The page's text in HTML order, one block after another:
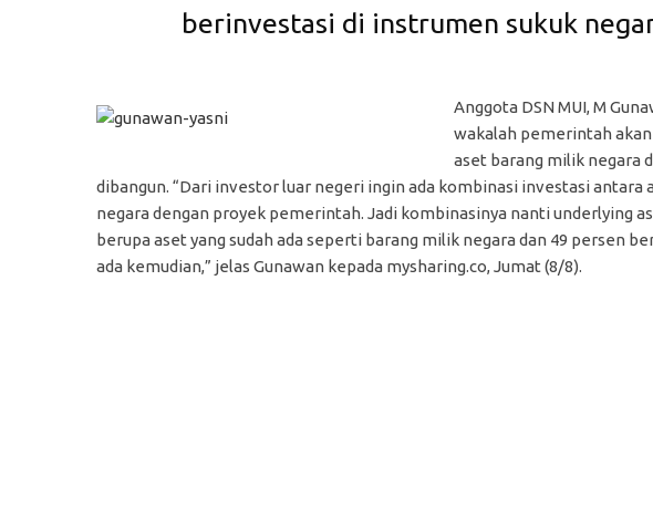
berinvestasi di instrumen sukuk
Anggota DSN MUI, M
wakalah pemerintah
aset barang milik negara
dibangun. “Dari investor luar negeri ingin ada kombinasi investasi
negara dengan proyek pemerintah. Jadi kombinasinya nanti underlying
berupa aset yang sudah ada seperti barang milik negara dan 49 persen
ada kemudian,” jelas Gunawan kepada mysharing.co, Jumat (8/8).